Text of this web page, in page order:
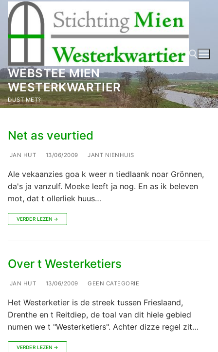
naar
inhoud
WEBSTEE MIEN
WESTERKWARTIER
DUST MET? Zoeken naar:
Net as veurtied
JAN HUT 13/06/2009 JANT NIENHUIS
Ale vekaanzies goa k weer n tiedlaank noar Grönnen,
da's ja vanzulf. Moeke leeft ja nog. En as ik beleven
mot, dat t ollerliek huus…
VERDER LEZEN →
Over t Westerketiers
JAN HUT 13/06/2009 GEEN CATEGORIE
Het Westerketier is de streek tussen Frieslaand,
Drenthe en t Reitdiep, de toal van dit hiele gebied
numen we t "Westerketiers". Achter dizze regel zit…
VERDER LEZEN →